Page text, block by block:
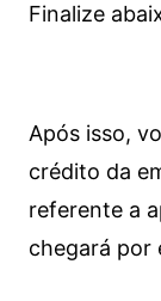
Finalize
Após isso,
crédito da
referente a
chegará por